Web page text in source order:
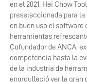
en el 2021, Hei Chow
preseleccionada para la
en buen uso el software
herramientas
Cofundador de ANCA,
competencia hasta la
de la industria de
enorgulleció ver la gran